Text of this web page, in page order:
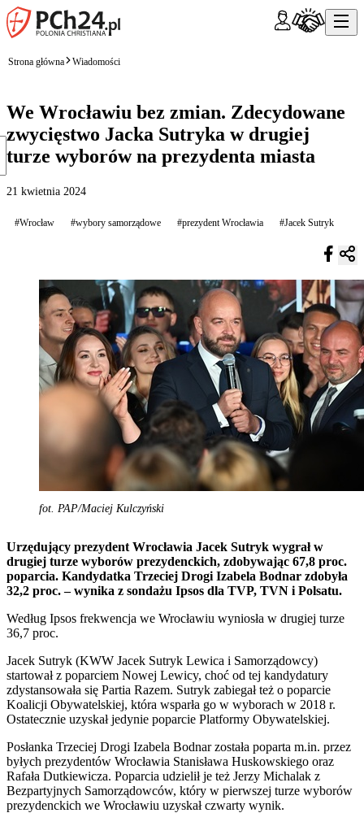
Strona główna Wiadomości
We Wrocławiu bez zmian. Zdecydowane
zwycięstwo Jacka Sutryka w drugiej
turze wyborów na prezydenta miasta
21 kwietnia 2024
#Wrocław #wybory samorządowe #prezydent Wrocławia #Jacek Sutryk
fot. PAP/Maciej Kulczyński
Urzędujący prezydent Wrocławia Jacek Sutryk wygrał w
drugiej turze wyborów prezydenckich, zdobywając 67,8 proc.
poparcia. Kandydatka Trzeciej Drogi Izabela Bodnar zdobyła
32,2 proc. – wynika z sondażu Ipsos dla TVP, TVN i Polsatu.
Według Ipsos frekwencja we Wrocławiu wyniosła w drugiej turze
36,7 proc.
Jacek Sutryk (KWW Jacek Sutryk Lewica i Samorządowcy)
startował z poparciem Nowej Lewicy, choć od tej kandydatury
zdystansowała się Partia Razem. Sutryk zabiegał też o poparcie
Koalicji Obywatelskiej, która wsparła go w wyborach w 2018 r.
Ostatecznie uzyskał jedynie poparcie Platformy Obywatelskiej.
Posłanka Trzeciej Drogi Izabela Bodnar została poparta m.in. przez
byłych prezydentów Wrocławia Stanisława Huskowskiego oraz
Rafała Dutkiewicza. Poparcia udzielił je też Jerzy Michalak z
Bezpartyjnych Samorządowców, który w pierwszej turze wyborów
prezydenckich we Wrocławiu uzyskał czwarty wynik.